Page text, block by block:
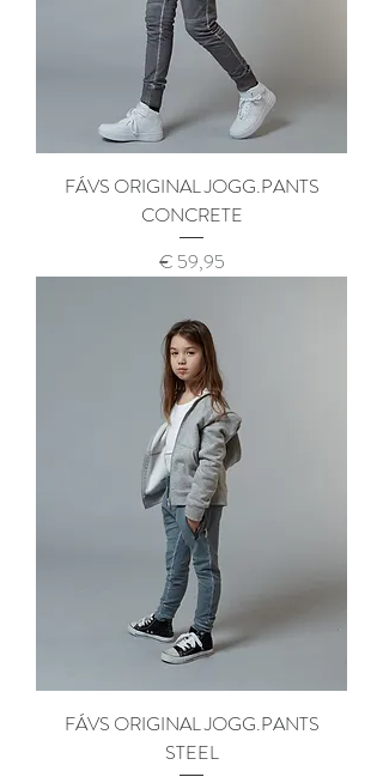
FÁVS ORIGINAL JOGG.PANTS
CONCRETE
Prijs
€ 59,95
FÁVS ORIGINAL JOGG.PANTS
STEEL